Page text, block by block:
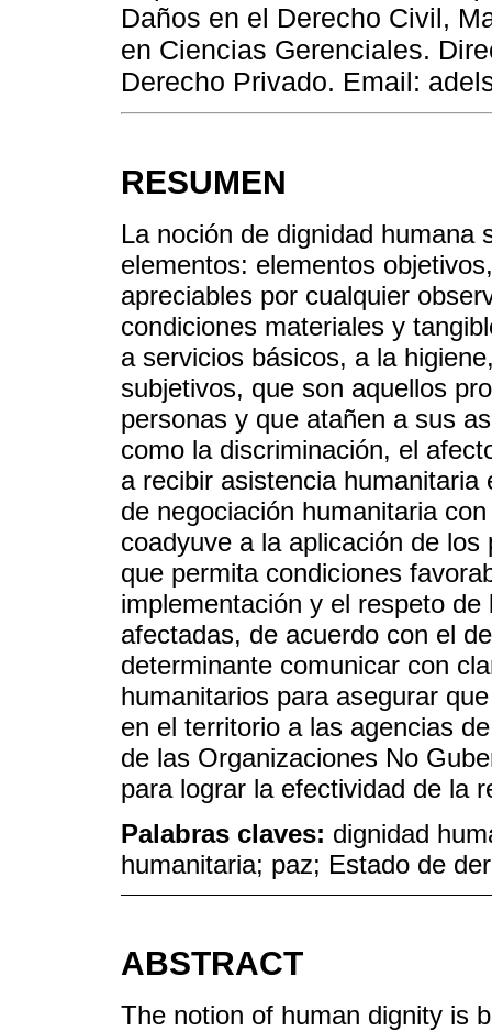
Daños en el Derecho Civil,
en Ciencias Gerenciales.
Derecho Privado. Email:
RESUMEN
La noción de dignidad humana
elementos: elementos
apreciables por cualquier
condiciones materiales y
a servicios básicos, a la
subjetivos, que son aquellos
personas y que atañen a sus
como la discriminación, el
a recibir asistencia
de negociación humanitaria
coadyuve a la aplicación de
que permita condiciones
implementación y el respeto
afectadas, de acuerdo con el
determinante comunicar con
humanitarios para asegurar
en el territorio a las agencias
de las Organizaciones No
para lograr la efectividad de la
Palabras claves: dignidad
humanitaria; paz; Estado de
ABSTRACT
The notion of human dignity is